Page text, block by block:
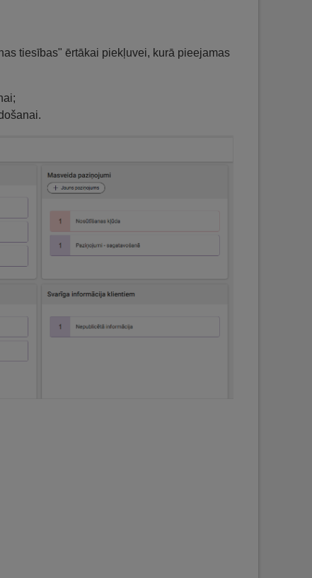
tiesības" ērtākai piekļuvei, kurā pieejamas